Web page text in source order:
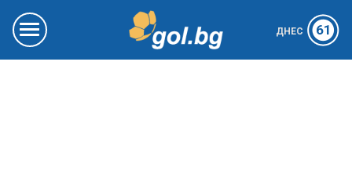
ДНЕС 61